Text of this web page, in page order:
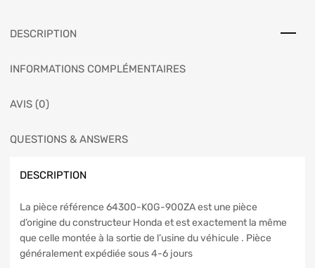
DESCRIPTION
INFORMATIONS COMPLÉMENTAIRES
AVIS (0)
QUESTIONS & ANSWERS
DESCRIPTION
La pièce référence 64300-K0G-900ZA est une pièce
d’origine du constructeur Honda et est exactement la même
que celle montée à la sortie de l’usine du véhicule . Pièce
généralement expédiée sous 4-6 jours